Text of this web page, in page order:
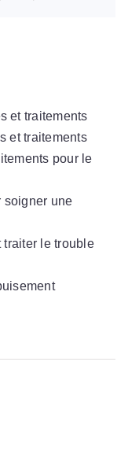
et traitements
et traitements
pour le
soigner une
traiter le trouble